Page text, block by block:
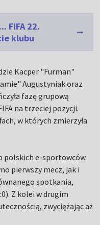
FIFA 22.
klubu
Kacper "Furman"
Augustyniak oraz
fazę grupową
na trzeciej pozycji.
w których zmierzyła
polskich e-sportowców.
pierwszy mecz, jak i
spotkania,
Z kolei w drugim
zwyciężając aż